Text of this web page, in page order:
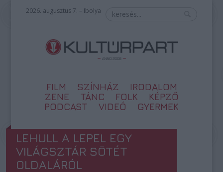
2026. augusztus 7. – Ibolya
FILM SZÍNHÁZ
IRODALOM
ZENE
TÁNC FOLK
KÉPZŐ
PODCAST
VIDEÓ GYERMEK
LEHULL A LEPEL EGY
VILÁGSZTÁR SÖTÉT
OLDALÁRÓL